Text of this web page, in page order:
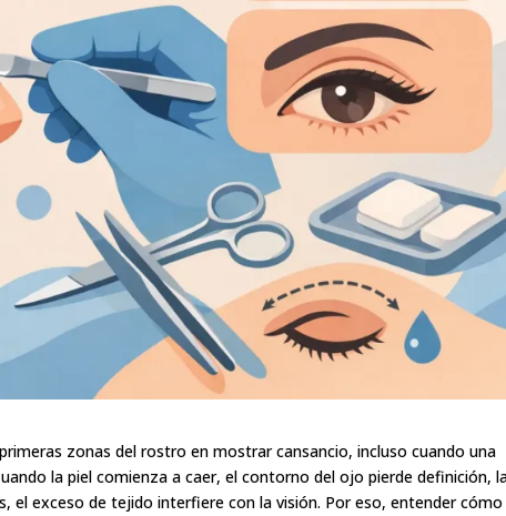
zonas del rostro en mostrar cansancio, incluso cuando una
la piel comienza a caer, el contorno del ojo pierde definición,
el exceso de tejido interfiere con la visión. Por eso, entender cómo